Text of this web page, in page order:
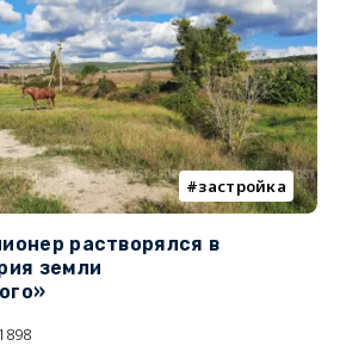
застройка
растворялся в
земли
1898